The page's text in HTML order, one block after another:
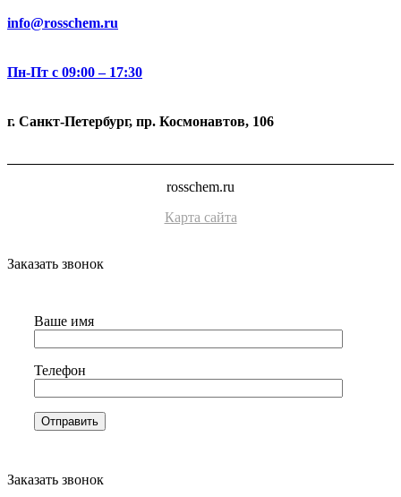
info@rosschem.ru
Пн-Пт с 09:00 – 17:30
г. Санкт-Петербург, пр. Космонавтов, 106
rosschem.ru
Карта сайта
Заказать звонок
Ваше имя
Телефон
Заказать звонок